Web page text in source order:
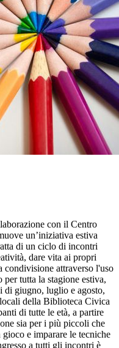
con il Centro
un’iniziativa estiva
di un ciclo di incontri
dare vita ai propri
condivisione attraverso l'uso
tutta la stagione estiva,
di giugno, luglio e agosto,
della Biblioteca Civica
di tutte le età, a partire
sia per i più piccoli che
e imparare le tecniche
a tutti gli incontri è